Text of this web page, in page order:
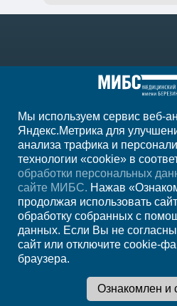
+7 (4012)
ежедн.
Регион
Мы используем сервис веб-
Яндекс.Метрика для
анализа трафика и
технологии «cookie» в
обработки персональных
сайте МИБС. Нажав
продолжая использовать
обработку собранных с
данных. Если Вы не
сайт или отключите cookie-
браузера.